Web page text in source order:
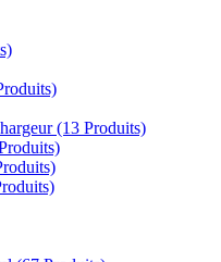
(13 Produits)